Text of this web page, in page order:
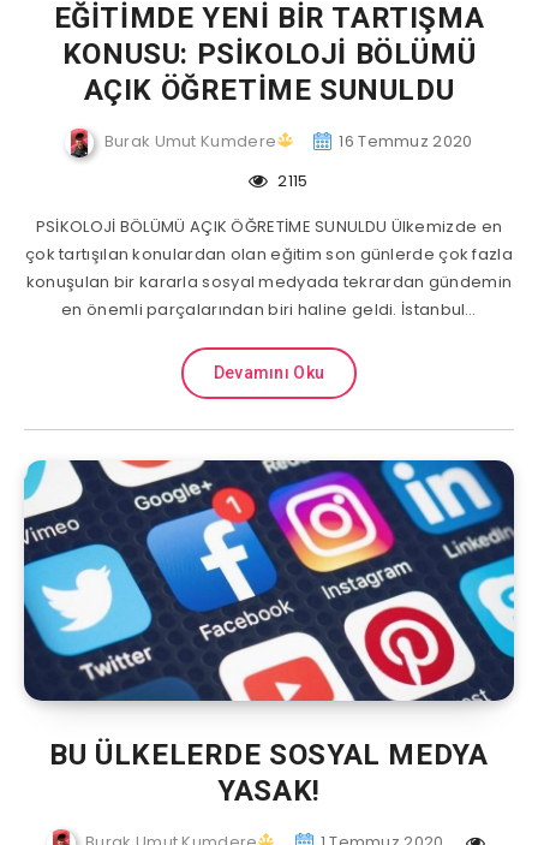
EĞİTİMDE YENİ BİR TARTIŞMA
KONUSU: PSİKOLOJİ BÖLÜMÜ
AÇIK ÖĞRETİME SUNULDU
Burak Umut Kumdere
16 Temmuz 2020
2115
PSİKOLOJİ BÖLÜMÜ AÇIK ÖĞRETİME SUNULDU Ülkemizde en
çok tartışılan konulardan olan eğitim son günlerde çok fazla
konuşulan bir kararla sosyal medyada tekrardan gündemin
en önemli parçalarından biri haline geldi. İstanbul…
Devamını Oku
BU ÜLKELERDE SOSYAL MEDYA
YASAK!